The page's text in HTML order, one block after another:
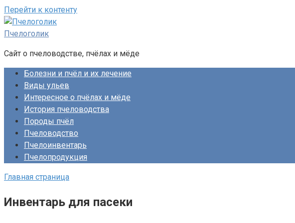
Перейти к контенту
Пчелоголик
Сайт о пчеловодстве, пчёлах и мёде
Болезни и пчёл и их лечение
Виды ульев
Интересное о пчёлах и мёде
История пчеловодства
Породы пчёл
Пчеловодство
Пчелоинвентарь
Пчелопродукция
Главная страница
Инвентарь для пасеки